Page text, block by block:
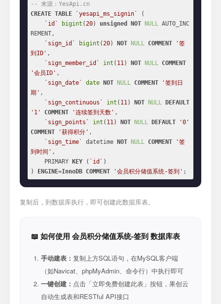
-- 来源：YesApi.cn
CREATE TABLE `yesapi_ms_signin`
(
`id`
bigint (20) unsigned NOT NULL AUTO_INC
REMENT,
`sign_id`
bigint (20) NOT NULL COMMENT
'签
到ID' ,
`sign_member_id`
int ( 11) NOT NULL COMMENT
'会员ID' ,
`sign_date`
date NOT NULL COMMENT
'签到日
期' ,
`sign_continuous`
int ( 11) NOT NULL
DEFAULT
'1'
COMMENT '连续签到天数' ,
`sign_points`
int ( 11) NOT NULL DEFAULT
'0'
COMMENT
'获得积分' ,
`sign_time`
datetime NOT NULL COMMENT
'签
到时间' ,
    PRIMARY
KEY ( `id` )
)
ENGINE=InnoDB COMMENT '会员积分储值系统-签到' ;
复制后，到数据库执行，即可创建此数据库表。
📖 如何使用 会员积分储值系统-签到 数据库表
手动建表： 复制上方SQL语句，在MySQL客户端
（如Navicat、phpMyAdmin、命令行）中执行即可
一键创建： 点击「立即免费创建此表」按钮，果创云
自动生成表和RESTful API接口